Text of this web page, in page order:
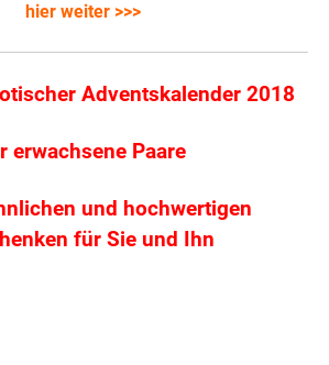
hier weiter >>>
Adventskalender 2018
erwachsene Paare
und hochwertigen
für Sie und Ihn